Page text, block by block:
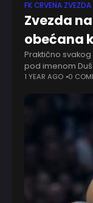
FK CRVENA ZVEZDA
Zvezda
obećana
Praktično
pod imenom
Mondo. Ne
1 YEAR AGO 0